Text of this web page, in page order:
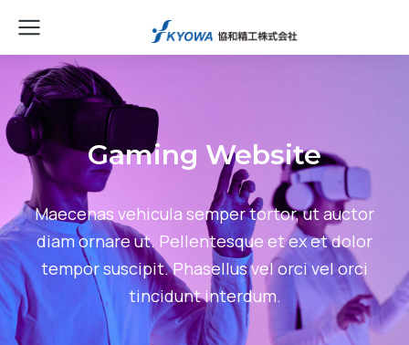
Gaming Website
Maecenas vehicula semper tortor, ut auctor
diam ornare ut. Pellentesque et ex et dolor
tempor suscipit. Phasellus vel orci vel orci
tincidunt interdum.